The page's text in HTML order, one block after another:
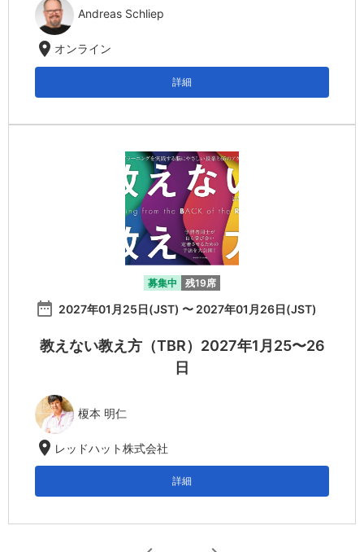
Andreas Schliep
location_on オンライン
詳細
募集中 残19席
date_range 2027年01月25日(JST) 〜 2027年01月26日(JST)
教えない教え方（TBR）2027年1月25〜26
日
榎本 明仁
location_on レッドハット株式会社
詳細